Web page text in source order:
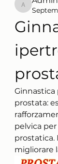
Administrator
Ginnastica
prostata:
pelvica
prostatica.
migliorare